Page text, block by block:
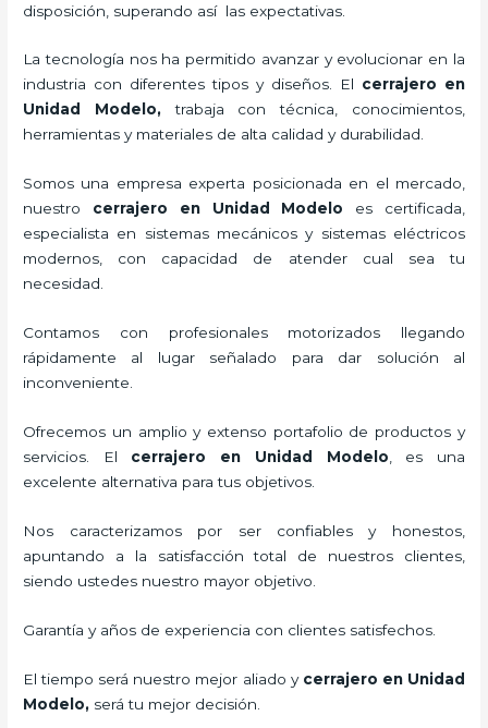
disposición, superando así las expectativas.
La tecnología nos ha permitido avanzar y evolucionar en la
industria con diferentes tipos y diseños. El cerrajero en
Unidad Modelo,trabaja con técnica, conocimientos,
herramientas y materiales de alta calidad y durabilidad.
Somos una empresa experta posicionada en el mercado,
nuestro cerrajero en Unidad Modelo es certificada,
especialista en sistemas mecánicos y sistemas eléctricos
modernos, con capacidad de atender cual sea tu
necesidad.
Contamos con profesionales motorizados llegando
rápidamente al lugar señalado para dar solución al
inconveniente.
Ofrecemos un amplio y extenso portafolio de productos y
servicios. El cerrajero en Unidad Modelo , es una
excelente alternativa para tus objetivos.
Nos caracterizamos por ser confiables y honestos,
apuntando a la satisfacción total de nuestros clientes,
siendo ustedes nuestro mayor objetivo.
Garantía y años de experiencia con clientes satisfechos.
El tiempo será nuestro mejor aliado y cerrajero en Unidad
Modelo, será tu mejor decisión.